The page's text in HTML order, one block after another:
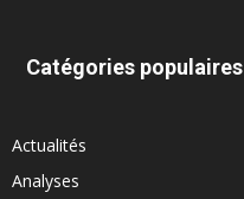
Catégories populaires
Actualités
Analyses